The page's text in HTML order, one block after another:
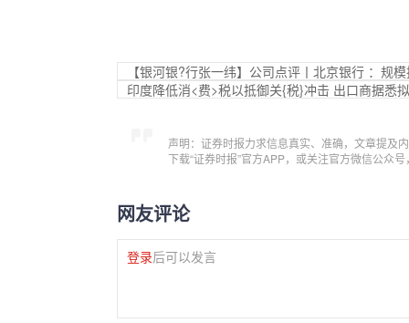
【银河银?行张一纬】公司点评丨北京银行 ：规
印度降低消<费>税以抵御关{税}冲击 出口商据悉
声明：证券时报力求信息真实、准确，文章提及
下载“证券时报”官方APP，或关注官方微信公众
网友评论
登录后可以发言